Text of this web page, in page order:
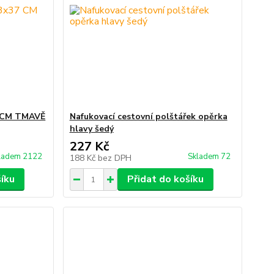
TMAVĚ
2122
Nafukovací cestovní polštářek opěrka
hlavy šedý
227 Kč
188 Kč bez DPH Skladem 72
Přidat do košíku